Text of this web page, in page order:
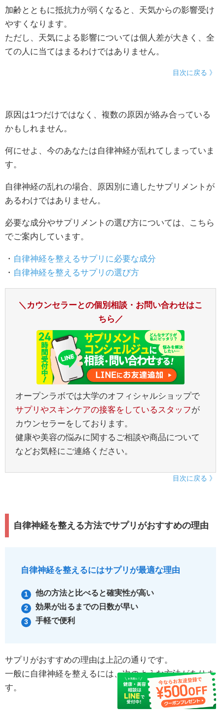
加齢とともに抵抗力が弱くなると、天気からの影響受け
やすくなります。
ただし、天気による影響については個人差が大きく、全
ての人に当てはまるわけではありません。
目次に戻る 》
原因は1つだけではなく、複数の原因が絡み合っている
かもしれません。
何にせよ、今のあなたは自律神経が乱れてしまっていま
す。
自律神経の乱れの場合、原因別に適したサプリメントが
あるわけではありません。
必要な成分やサプリメントの選び方については、こちら
でご案内しています。
・ 自律神経を整えるサプリに必要な成分
・ 自律神経を整えるサプリの選び方
＼カウンセラーとの個別相談・お問い合わせはこ
ちら／
オープンラボでは大学のオフィシャルショップで
サプリやスキンケアの接客をしているスタッフが
カウンセラーをしております。
健康や美容の悩みに関するご相談や商品について
などお気軽にご連絡ください。
目次に戻る 》
自律神経を整える方法でサプリがおすすめの理由
自律神経を整えるにはサプリが最適な理由
他の方法と比べると確実性が高い
効果が出るまでの日数が早い
手軽で便利
サプリがおすすめの理由は上記の通りです。
一般に自律神経を整えるには、次のような方法がありま
す。